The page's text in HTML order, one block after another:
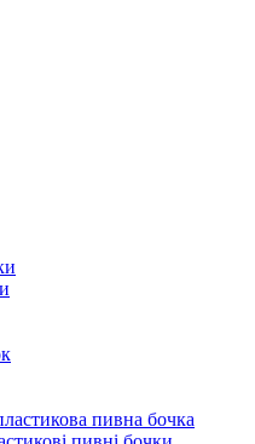
пивна бочка